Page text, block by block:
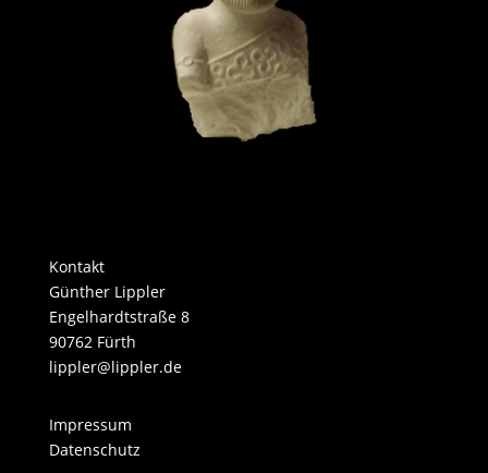
Kontakt
​​Günther Lippler
Engelhardtstraße 8
90762 Fürth
​lippler@lippler.de
Impressum
Datenschutz